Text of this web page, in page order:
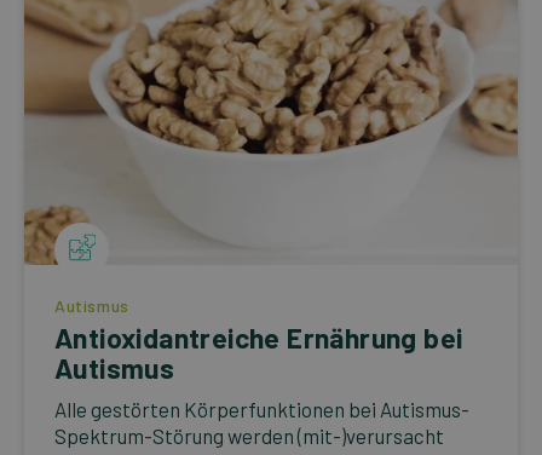
Autismus
Antioxidantreiche Ernährung bei
Autismus
Alle gestörten Körperfunktionen bei Autismus-
Spektrum-Störung werden (mit-)verursacht